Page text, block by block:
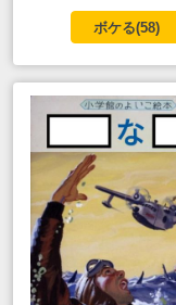
ボケる(58)